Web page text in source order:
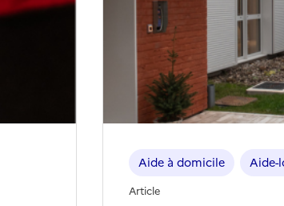
Aide à domicile Aide-
Article